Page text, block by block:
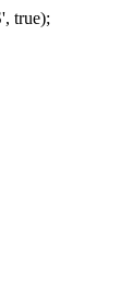
true);